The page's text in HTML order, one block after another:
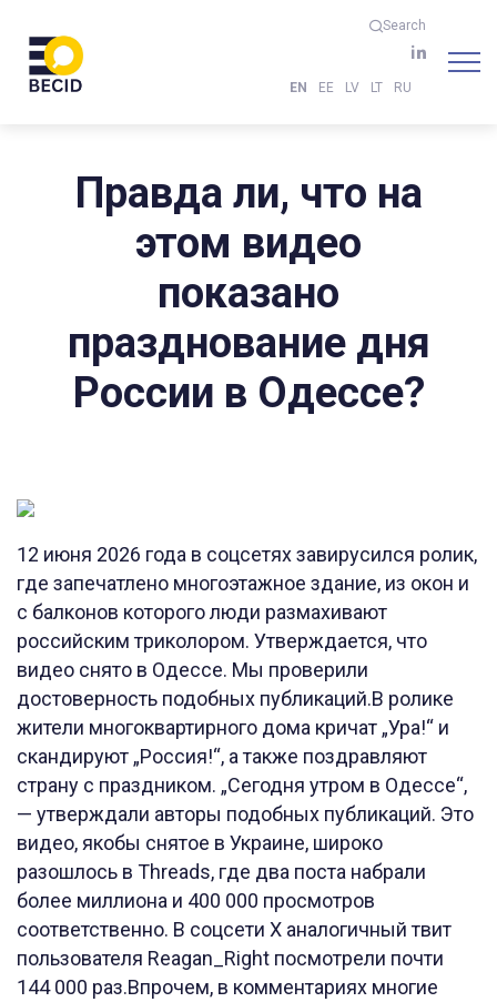
Search
EN EE LV LT RU
Правда ли, что на
этом видео
показано
празднование дня
России в Одессе?
12 июня 2026 года в соцсетях завирусился ролик,
где запечатлено многоэтажное здание, из окон и
с балконов которого люди размахивают
российским триколором. Утверждается, что
видео снято в Одессе. Мы проверили
достоверность подобных публикаций.В ролике
жители многоквартирного дома кричат „Ура!“ и
скандируют „Россия!“, а также поздравляют
страну с праздником. „Сегодня утром в Одессе“,
— утверждали авторы подобных публикаций. Это
видео, якобы снятое в Украине, широко
разошлось в Threads, где два поста набрали
более миллиона и 400 000 просмотров
соответственно. В соцсети X аналогичный твит
пользователя Reagan_Right посмотрели почти
144 000 раз.Впрочем, в комментариях многие